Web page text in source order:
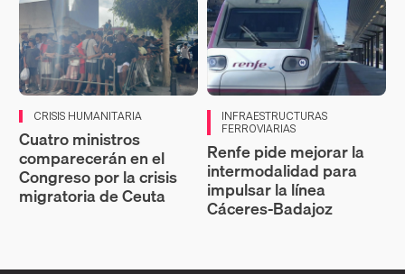
CRISIS HUMANITARIA
Cuatro ministros
comparecerán en el
Congreso por la crisis
migratoria de Ceuta
INFRAESTRUCTURAS
FERROVIARIAS
Renfe pide mejorar la
intermodalidad para
impulsar la línea
Cáceres-Badajoz